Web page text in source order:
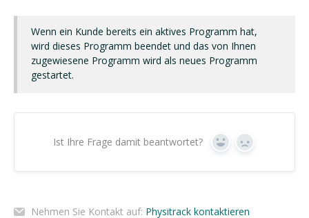
Wenn ein Kunde bereits ein aktives Programm hat,
wird dieses Programm beendet und das von Ihnen
zugewiesene Programm wird als neues Programm
gestartet.
Ist Ihre Frage damit beantwortet? Ja Nein
Nehmen Sie Kontakt auf: Physitrack kontaktieren